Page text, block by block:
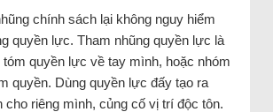
chính sách lại không nguy hiểm
quyền lực. Tham nhũng quyền lực là
quyền lực về tay mình, hoặc nhóm
quyền. Dùng quyền lực đấy tạo ra
cho riêng mình, củng cố vị trí độc tôn.